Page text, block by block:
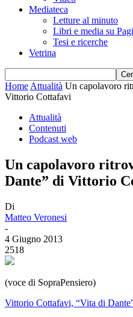
Mediateca
Letture al minuto
Libri e media su
Tesi e ricerche
Vetrina
Home Attualità Un capolavoro
Vittorio Cottafavi
Attualità
Contenuti
Podcast web
Un capolavoro
Dante” di Vittorio
Di
Matteo Veronesi
-
4 Giugno 2013
2518
(voce di SopraPensiero)
Vittorio Cottafavi, “Vita di